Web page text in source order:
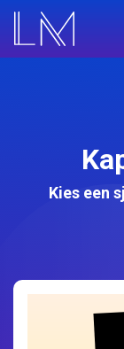
Kies een